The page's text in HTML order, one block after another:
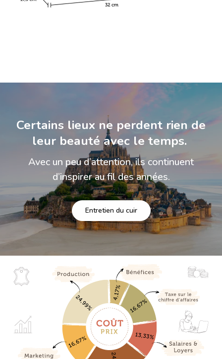
Certains lieux ne perdent rien de
leur beauté avec le temps.
Avec un peu d’attention, ils continuent
d’inspirer au fil des années.
Entretien du cuir